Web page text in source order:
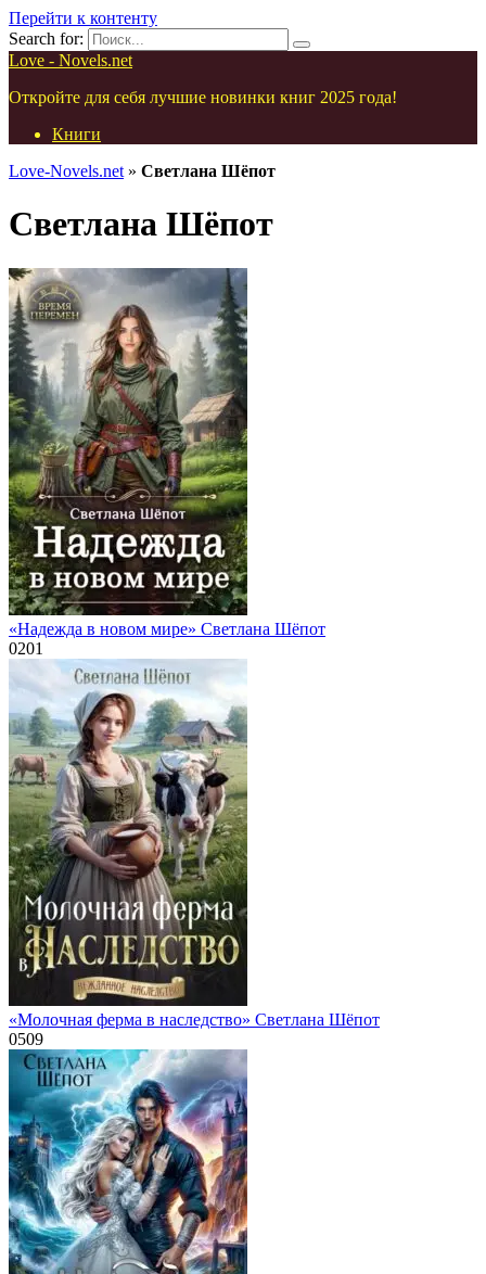
Перейти к контенту
Search for:
Love - Novels.net
Откройте для себя лучшие новинки книг 2025 года!
Книги
Love-Novels.net » Светлана Шёпот
Светлана Шёпот
«Надежда в новом мире» Светлана Шёпот
0201
«Молочная ферма в наследство» Светлана Шёпот
0509